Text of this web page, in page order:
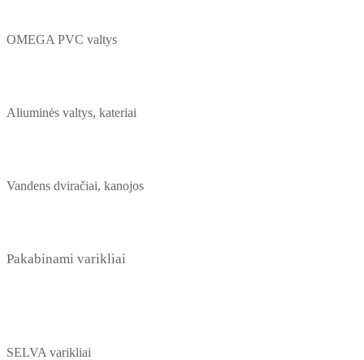
OMEGA PVC valtys
Aliuminės valtys, kateriai
Vandens dviračiai, kanojos
Pakabinami varikliai
SELVA varikliai